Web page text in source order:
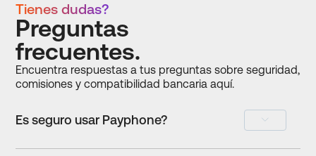
Tienes dudas?
Preguntas
frecuentes.
Encuentra respuestas a tus preguntas sobre seguridad,
comisiones y compatibilidad bancaria aquí.
Es seguro usar Payphone?